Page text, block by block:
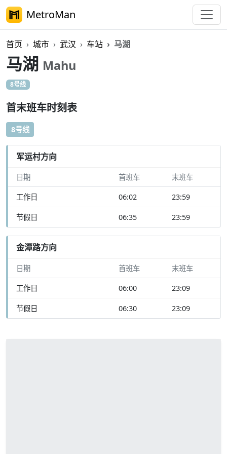
MetroMan
首页 城市 武汉 车站 马湖
马湖 Mahu
8号线
首末班车时刻表
8号线
军运村方向
日期 首班车 末班车
工作日 06:02 23:59
节假日 06:35 23:59
金潭路方向
日期 首班车 末班车
工作日 06:00 23:09
节假日 06:30 23:09